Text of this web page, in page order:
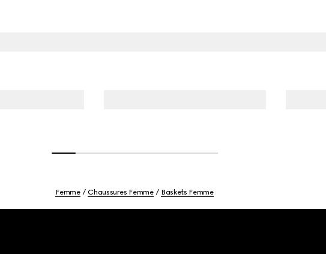
Femme Chaussures Femme Baskets Femme